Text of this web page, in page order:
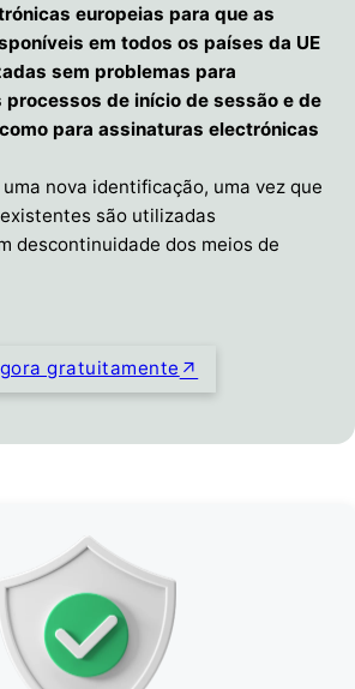
europeias para que as
em todos os países da UE
sem problemas para
de início de sessão e de
para assinaturas electrónicas
nova identificação, uma vez que
são utilizadas
descontinuidade dos meios de
gratuitamente